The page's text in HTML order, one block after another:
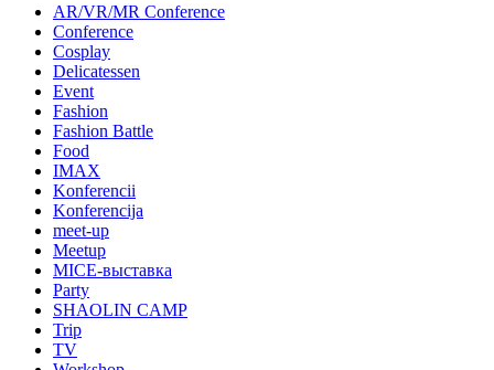
AR/VR/MR Conference
Conference
Cosplay
Delicatessen
Event
Fashion
Fashion Battle
Food
IMAX
Konferencii
Konferencija
meet-up
Meetup
MICE-выставка
Party
SHAOLIN CAMP
Trip
TV